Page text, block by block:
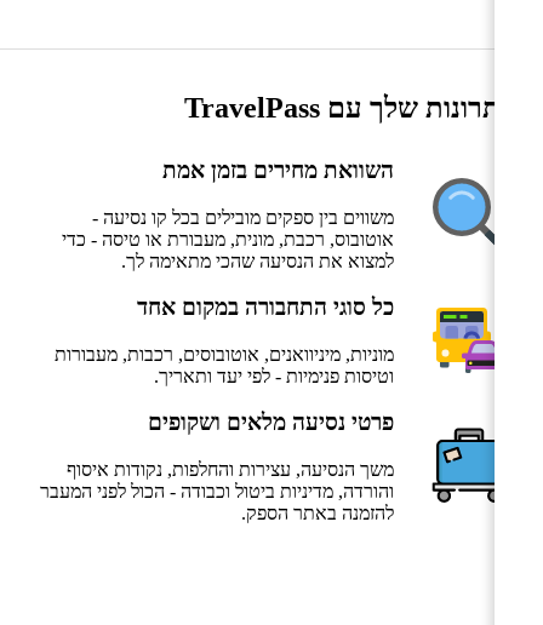
היתרונות שלך עם TravelPass
השוואת מחירים בזמן אמת
משווים בין ספקים מובילים בכל קו נסיעה -
אוטובוס, רכבת, מונית, מעבורת או טיסה - כדי
למצוא את הנסיעה שהכי מתאימה לך.
כל סוגי התחבורה במקום אחד
מוניות, מיניוואנים, אוטובוסים, רכבות, מעבורות
וטיסות פנימיות - לפי יעד ותאריך.
פרטי נסיעה מלאים ושקופים
משך הנסיעה, עצירות והחלפות, נקודות איסוף
והורדה, מדיניות ביטול וכבודה - הכול לפני המעבר
להזמנה באתר הספק.